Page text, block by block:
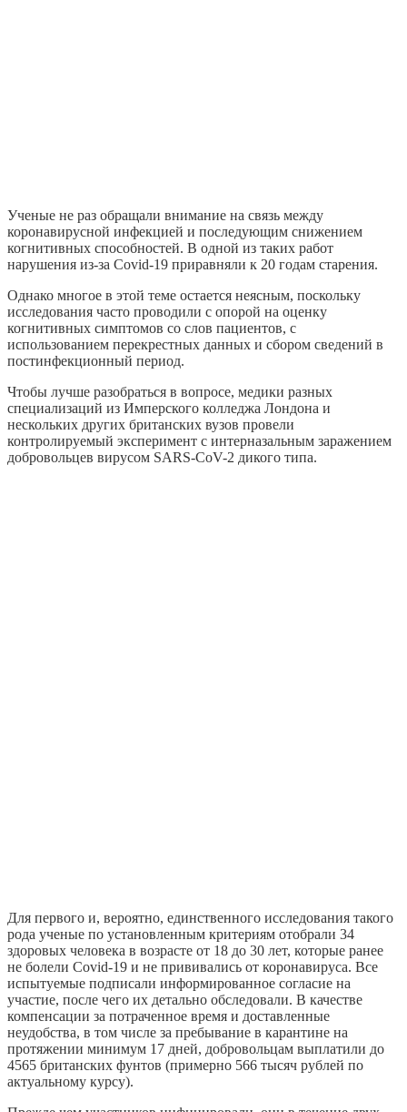
Ученые не раз обращали внимание на связь между
коронавирусной инфекцией и последующим снижением
когнитивных способностей. В одной из таких работ
нарушения из-за Covid-19 приравняли к 20 годам старения.
Однако многое в этой теме остается неясным, поскольку
исследования часто проводили с опорой на оценку
когнитивных симптомов со слов пациентов, с
использованием перекрестных данных и сбором сведений в
постинфекционный период.
Чтобы лучше разобраться в вопросе, медики разных
специализаций из Имперского колледжа Лондона и
нескольких других британских вузов провели
контролируемый эксперимент с интерназальным заражением
добровольцев вирусом SARS-CoV-2 дикого типа.
Для первого и, вероятно, единственного исследования такого
рода ученые по установленным критериям отобрали 34
здоровых человека в возрасте от 18 до 30 лет, которые ранее
не болели Covid-19 и не прививались от коронавируса. Все
испытуемые подписали информированное согласие на
участие, после чего их детально обследовали. В качестве
компенсации за потраченное время и доставленные
неудобства, в том числе за пребывание в карантине на
протяжении минимум 17 дней, добровольцам выплатили до
4565 британских фунтов (примерно 566 тысяч рублей по
актуальному курсу).